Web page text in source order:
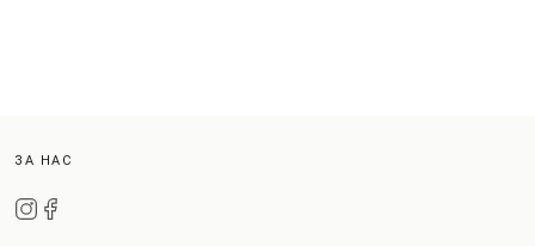
ЗА НАС